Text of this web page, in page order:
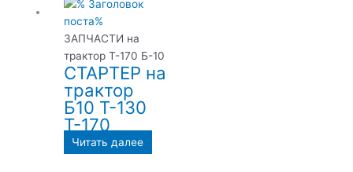
ЗАПЧАСТИ на
трактор Т-170 Б-10
СТАРТЕР на
трактор
Б10 Т-130
Т-170
Читать далее